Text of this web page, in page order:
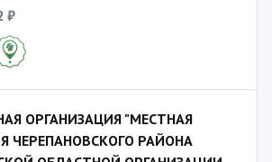
₽
ОРГАНИЗАЦИЯ "МЕСТНАЯ
ЧЕРЕПАНОВСКОГО РАЙОНА